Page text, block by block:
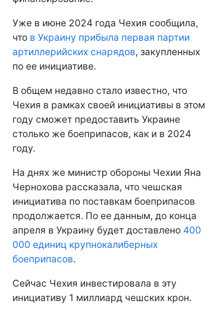
Уже в июне 2024 года Чехия сообщила,
что в Украину прибыла первая партии
артиллерийских снарядов, закупленных
по ее инициативе.
В общем недавно стало известно, что
Чехия в рамках своей инициативы в этом
году сможет предоставить Украине
столько же боеприпасов, как и в 2024
году.
На днях же министр обороны Чехии Яна
Чернохова рассказала, что чешская
инициатива по поставкам боеприпасов
продолжается. По ее данным, до конца
апреля в Украину будет доставлено 400
000 единиц крупнокалиберных
боеприпасов.
Сейчас Чехия инвестировала в эту
инициативу 1 миллиард чешских крон.